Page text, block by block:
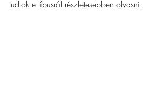
tudtok e típusról részletesebben olvasni: